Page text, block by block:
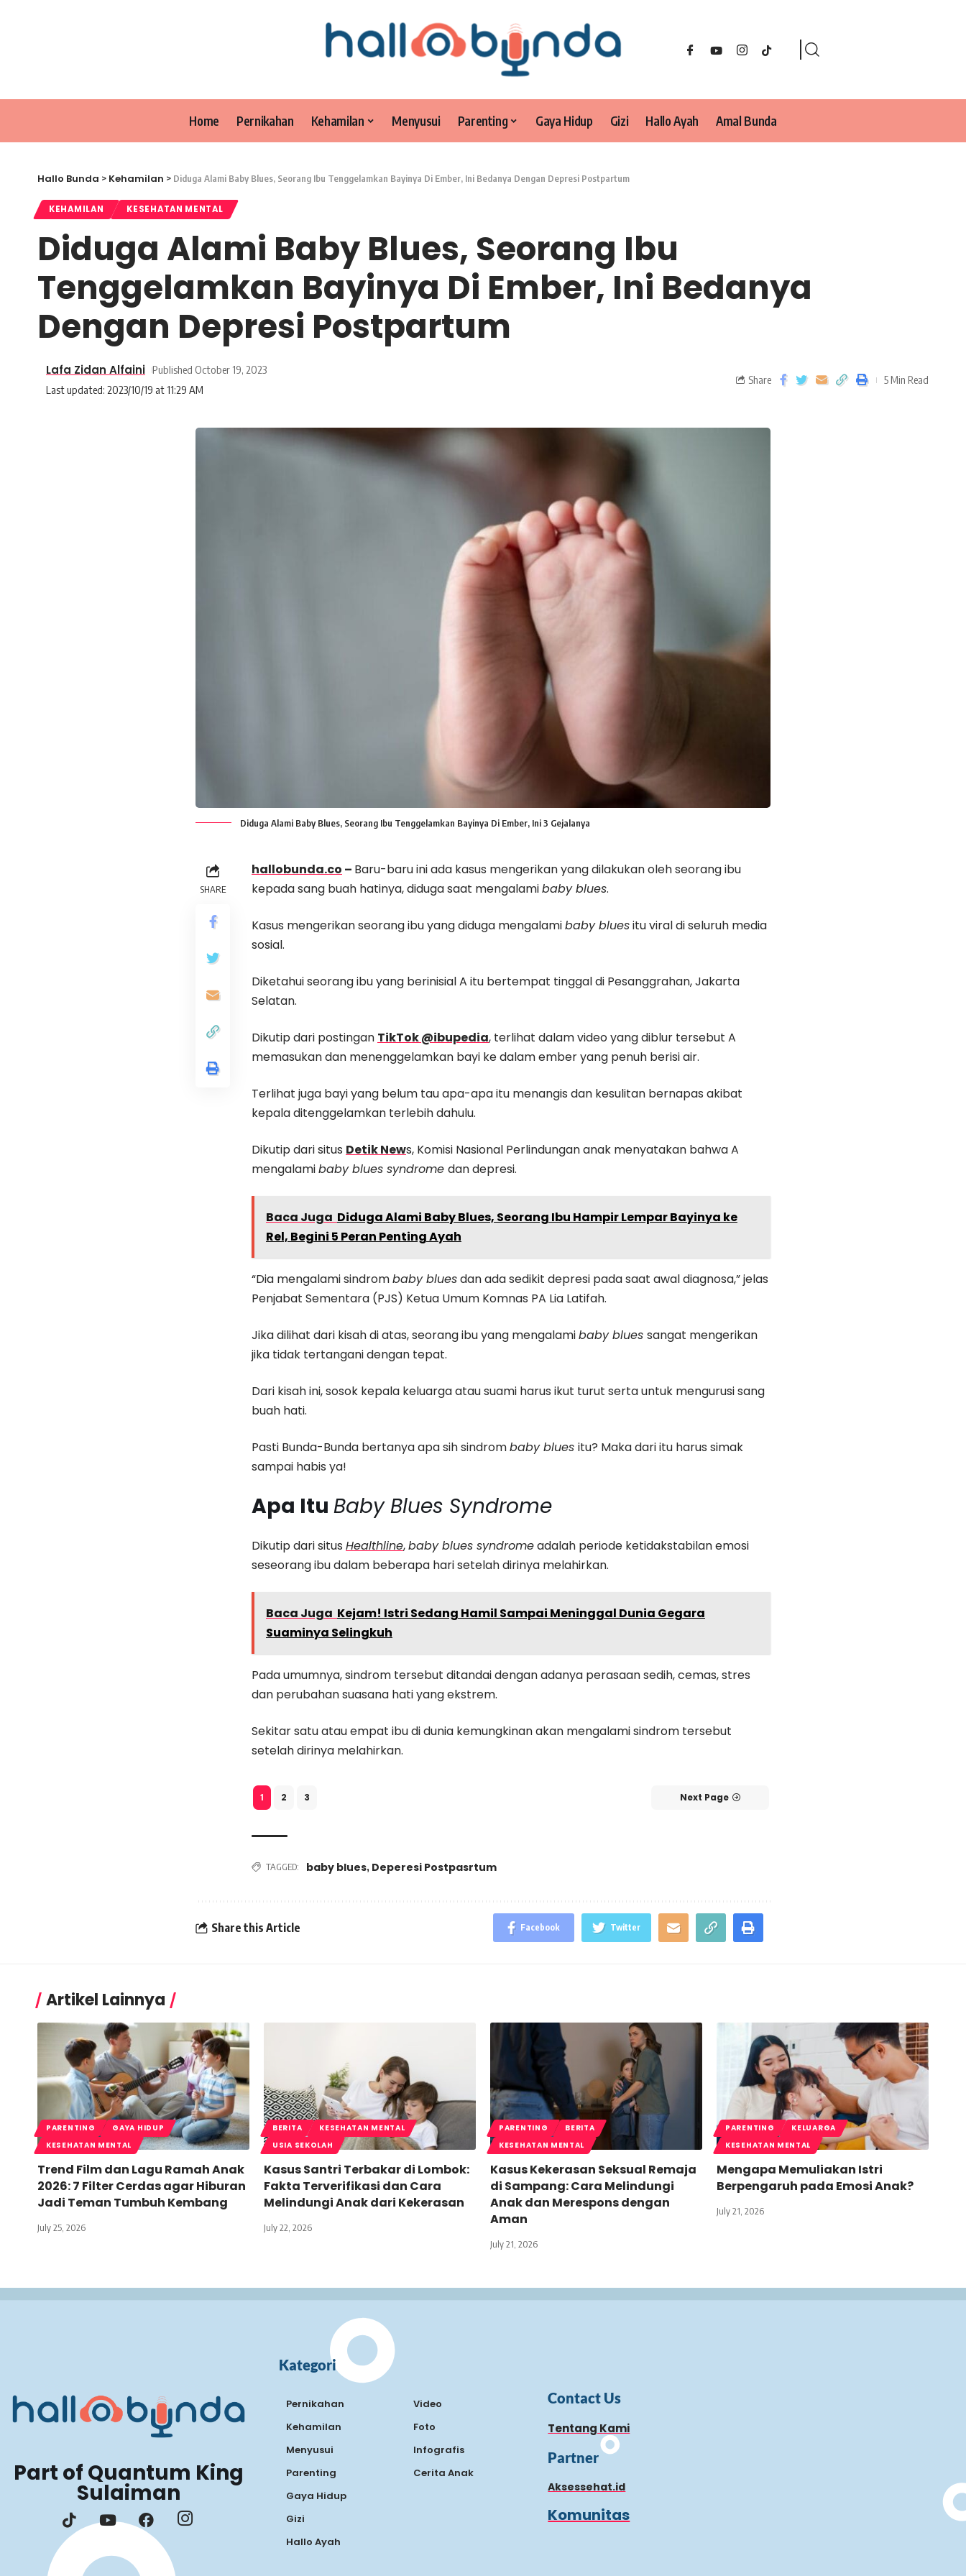
Home Pernikahan Kehamilan Menyusui Parenting Gaya Hidup Gizi Hallo Ayah Amal Bunda
Hallo Bunda > Kehamilan > Diduga Alami Baby Blues, Seorang Ibu Tenggelamkan Bayinya Di Ember, Ini Bedanya Dengan Depresi Postpartum
KEHAMILAN KESEHATAN MENTAL
Diduga Alami Baby Blues, Seorang Ibu
Tenggelamkan Bayinya Di Ember, Ini Bedanya
Dengan Depresi Postpartum
Last updated: 2023/10/19 at 11:29 AM
Lafa Zidan Alfaini Published October 19, 2023
Share 5 Min Read
Diduga Alami Baby Blues, Seorang Ibu Tenggelamkan Bayinya Di Ember, Ini 3 Gejalanya
SHARE
hallobunda.co – Baru-baru ini ada kasus mengerikan yang dilakukan oleh seorang ibu
kepada sang buah hatinya, diduga saat mengalamibaby blues.
Kasus mengerikan seorang ibu yang diduga mengalamibaby bluesitu viral di seluruh media
sosial.
Diketahui seorang ibu yang berinisial A itu bertempat tinggal di Pesanggrahan, Jakarta
Selatan.
Dikutip dari postingan TikTok @ibupedia, terlihat dalam video yang diblur tersebut A
memasukan dan menenggelamkan bayi ke dalam ember yang penuh berisi air.
Terlihat juga bayi yang belum tau apa-apa itu menangis dan kesulitan bernapas akibat
kepala ditenggelamkan terlebih dahulu.
Dikutip dari situs Detik News, Komisi Nasional Perlindungan anak menyatakan bahwa A
mengalamibaby blues syndrome dan depresi.
Baca Juga Diduga Alami Baby Blues, Seorang Ibu Hampir Lempar Bayinya ke
Rel, Begini 5 Peran Penting Ayah
“Dia mengalami sindrombaby bluesdan ada sedikit depresi pada saat awal diagnosa,” jelas
Penjabat Sementara (PJS) Ketua Umum Komnas PA Lia Latifah.
Jika dilihat dari kisah di atas, seorang ibu yang mengalamibaby blues sangat mengerikan
jika tidak tertangani dengan tepat.
Dari kisah ini, sosok kepala keluarga atau suami harus ikut turut serta untuk mengurusi sang
buah hati.
Pasti Bunda-Bunda bertanya apa sih sindrombaby blues itu? Maka dari itu harus simak
sampai habis ya!
Apa Itu Baby Blues Syndrome
Dikutip dari situs Healthline,baby blues syndromeadalah periode ketidakstabilan emosi
seseorang ibu dalam beberapa hari setelah dirinya melahirkan.
Baca Juga Kejam! Istri Sedang Hamil Sampai Meninggal Dunia Gegara
Suaminya Selingkuh
Pada umumnya, sindrom tersebut ditandai dengan adanya perasaan sedih, cemas, stres
dan perubahan suasana hati yang ekstrem.
Sekitar satu atau empat ibu di dunia kemungkinan akan mengalami sindrom tersebut
setelah dirinya melahirkan.
1 2 3 Next Page
TAGGED: baby blues, Deperesi Postpasrtum
Share this Article Facebook Twitter
Artikel Lainnya
PARENTING
GAYA HIDUP
KESEHATAN MENTAL
Trend Film dan Lagu Ramah Anak
2026: 7 Filter Cerdas agar Hiburan
Jadi Teman Tumbuh Kembang
July 25, 2026
BERITA
KESEHATAN MENTAL
USIA SEKOLAH
Kasus Santri Terbakar di Lombok:
Fakta Terverifikasi dan Cara
Melindungi Anak dari Kekerasan
July 22, 2026
PARENTING
BERITA
KESEHATAN MENTAL
Kasus Kekerasan Seksual Remaja
di Sampang: Cara Melindungi
Anak dan Merespons dengan
Aman
July 21, 2026
PARENTING
KELUARGA
KESEHATAN MENTAL
Mengapa Memuliakan Istri
Berpengaruh pada Emosi Anak?
July 21, 2026
Part of Quantum King
Sulaiman
Kategori
Pernikahan
Kehamilan
Menyusui
Parenting
Gaya Hidup
Gizi
Hallo Ayah
Video
Foto
Infografis
Cerita Anak
Contact Us
Tentang Kami
Partner
Aksessehat.id
Komunitas